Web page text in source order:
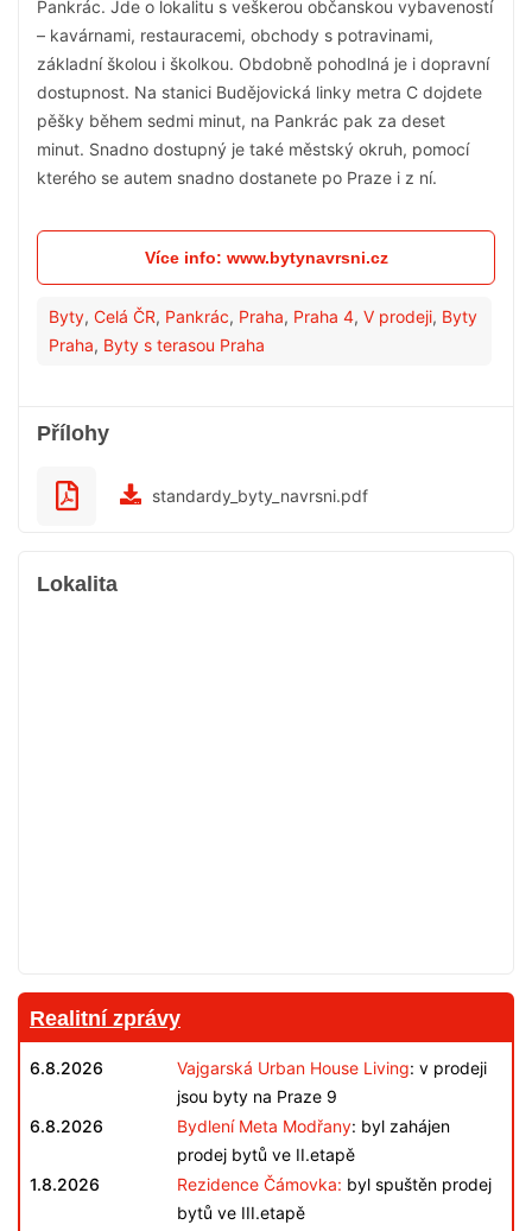
Pankrác. Jde o lokalitu s veškerou občanskou vybaveností
– kavárnami, restauracemi, obchody s potravinami,
základní školou i školkou. Obdobně pohodlná je i dopravní
dostupnost. Na stanici Budějovická linky metra C dojdete
pěšky během sedmi minut, na Pankrác pak za deset
minut. Snadno dostupný je také městský okruh, pomocí
kterého se autem snadno dostanete po Praze i z ní.
Více info: www.bytynavrsni.cz
Byty, Celá ČR, Pankrác, Praha, Praha 4, V prodeji, Byty
Praha, Byty s terasou Praha
Přílohy
standardy_byty_navrsni.pdf
Lokalita
Realitní zprávy
6.8.2026 Vajgarská Urban House Living: v prodeji
jsou byty na Praze 9
6.8.2026
Bydlení Meta Modřany: byl zahájen
prodej bytů ve II.etapě
1.8.2026
Rezidence Čámovka: byl spuštěn prodej
bytů ve III.etapě